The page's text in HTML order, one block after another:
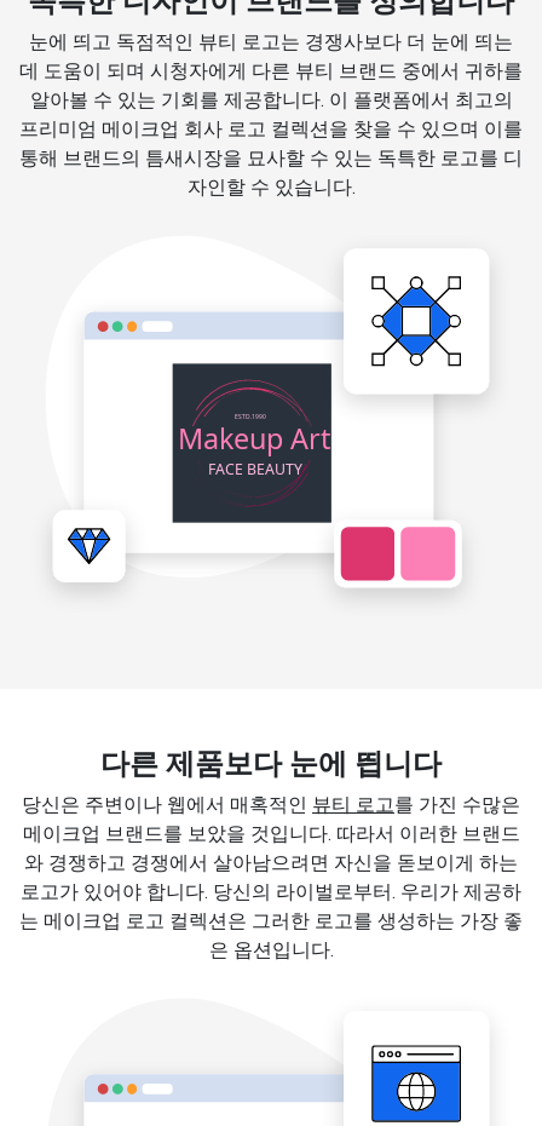
눈에 띄고 독점적인 뷰티 로고는 경쟁사보다 더 눈에 띄는
데 도움이 되며 시청자에게 다른 뷰티 브랜드 중에서 귀하를
알아볼 수 있는 기회를 제공합니다. 이 플랫폼에서 최고의
프리미엄 메이크업 회사 로고 컬렉션을 찾을 수 있으며 이를
통해 브랜드의 틈새시장을 묘사할 수 있는 독특한 로고를 디
자인할 수 있습니다.
다른 제품보다 눈에 띕니다
당신은 주변이나 웹에서 매혹적인 뷰티 로고를 가진 수많은
메이크업 브랜드를 보았을 것입니다. 따라서 이러한 브랜드
와 경쟁하고 경쟁에서 살아남으려면 자신을 돋보이게 하는
로고가 있어야 합니다. 당신의 라이벌로부터. 우리가 제공하
는 메이크업 로고 컬렉션은 그러한 로고를 생성하는 가장 좋
은 옵션입니다.